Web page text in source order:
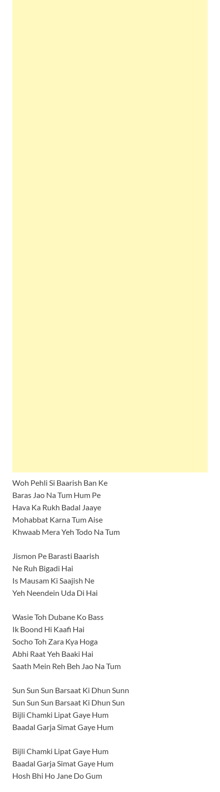
Woh Pehli Si Baarish Ban Ke
Baras Jao Na Tum Hum Pe
Hava Ka Rukh Badal Jaaye
Mohabbat Karna Tum Aise
Khwaab Mera Yeh Todo Na Tum
Jismon Pe Barasti Baarish
Ne Ruh Bigadi Hai
Is Mausam Ki Saajish Ne
Yeh Neendein Uda Di Hai
Wasie Toh Dubane Ko Bass
Ik Boond Hi Kaafi Hai
Socho Toh Zara Kya Hoga
Abhi Raat Yeh Baaki Hai
Saath Mein Reh Beh Jao Na Tum
Sun Sun Sun Barsaat Ki Dhun Sunn
Sun Sun Sun Barsaat Ki Dhun Sun
Bijli Chamki Lipat Gaye Hum
Baadal Garja Simat Gaye Hum
Bijli Chamki Lipat Gaye Hum
Baadal Garja Simat Gaye Hum
Hosh Bhi Ho Jane Do Gum